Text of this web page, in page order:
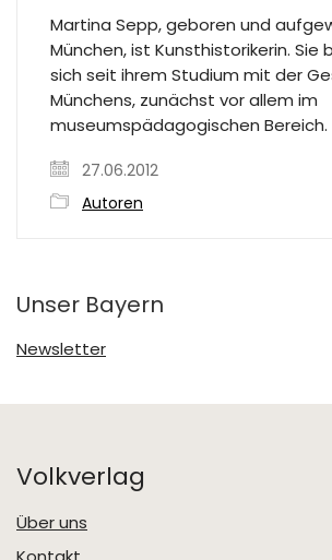
Martina Sepp, geboren und
München, ist Kunsthistorikerin.
sich seit ihrem Studium mit der
Münchens, zunächst vor allem im
museumspädagogischen Bereich.
27.06.2012
Autoren
Unser Bayern
Newsletter
Volkverlag
Über uns